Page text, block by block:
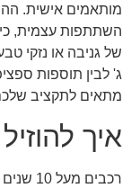
מותאמים אישית.
השתתפות עצמית,
של גניבה או נזקי
ג' לבין תוספות
מתאים לתקציב
איך
רכבים